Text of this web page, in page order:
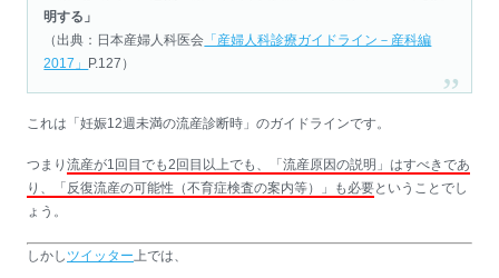
明する」
（出典：日本産婦人科医会 「産婦人科診療ガイドライン－産科編
2017」
P.127）
これは「妊娠12週未満の流産診断時」のガイドラインです。
つまり 流産が1回目でも2回目以上でも、「流産原因の説明」はすべきであ
り、「反復流産の可能性（不育症検査の案内等）」も必要ということでし
ょう。
しかし ツイッター上では、